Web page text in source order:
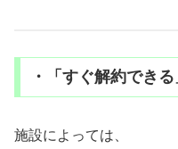
・「すぐ解約でき
施設によっては、